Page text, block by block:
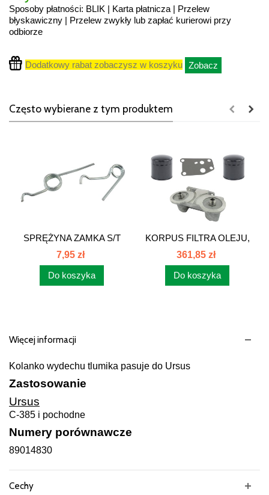
Sposoby płatności: BLIK | Karta płatnicza | Przelew
błyskawiczny | Przelew zwykły lub zapłać kurierowi przy
odbiorze
Dodatkowy rabat zobaczysz w koszyku Zobacz
Często wybierane z tym produktem
SPRĘŻYNA ZAMKA S/T
C385 80368917
7,95 zł
Do koszyka
KORPUS FILTRA OLEJU,
FILTR C-385...
361,85 zł
Do koszyka
Więcej informacji
Kolanko wydechu tlumika pasuje do Ursus
Zastosowanie
Ursus
C-385 i pochodne
Numery porównawcze
89014830
Cechy